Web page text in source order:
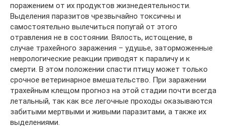
поражением от их продуктов жизнедеятельности.
Выделения паразитов чрезвычайно токсичны и
самостоятельно вылечиться попугай от этого
отравления не в состоянии. Вялость, истощение, в
случае трахейного заражения – удушье, заторможенные
неврологические реакции приводят к параличу и к
смерти. В этом положении спасти птицу может только
срочное ветеринарное вмешательство. При заражении
трахейным клещом прогноз на этой стадии почти всегда
летальный, так как все легочные проходы оказываются
забитыми мертвыми и живыми паразитами, а также их
выделениями.